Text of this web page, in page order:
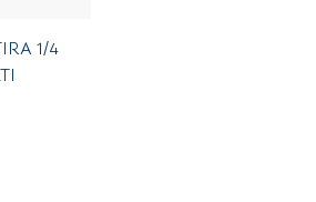
1/4